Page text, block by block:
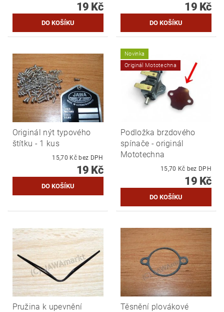
19 Kč 19 Kč
Originál nýt typového
štítku - 1 kus
15,70 Kč bez DPH
19 Kč
Novinka
Originál Mototechna
Podložka brzdového
spínače - originál
Mototechna
15,70 Kč bez DPH
19 Kč
Pružina k upevnění
Těsnění plovákové